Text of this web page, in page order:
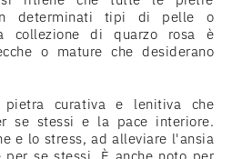
determinati tipi di pelle o
collezione di quarzo rosa è
o mature che desiderano
curativa e lenitiva che
se stessi e la pace interiore.
e lo stress, ad alleviare l'ansia